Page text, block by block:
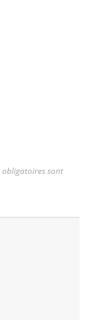
obligatoires sont